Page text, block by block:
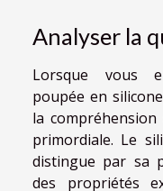
Analyser la
Lorsque vous
poupée en
la
primordiale. Le
distingue par sa
des propriétés